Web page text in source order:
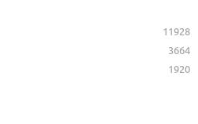
11928
3664
1920